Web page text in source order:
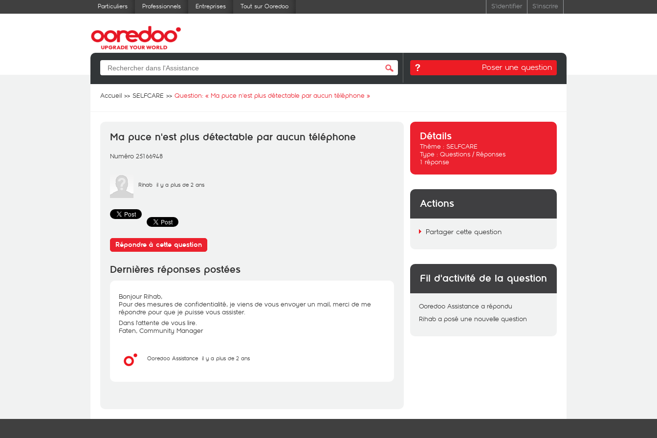
Particuliers Professionnels Entreprises Tout sur Ooredoo S'identifier S'inscrire
Poser une question
Accueil SELFCARE Question: « Ma puce n'est plus détectable par aucun téléphone »
Ma puce n'est plus détectable par aucun téléphone
Numéro 25166948
Rihab il y a plus de 2 ans
Répondre à cette question
Dernières réponses postées
Bonjour Rihab,
Pour des mesures de confidentialité, je viens de vous envoyer un mail, merci de me
répondre pour que je puisse vous assister.
Dans l'attente de vous lire.
Faten, Community Manager
Ooredoo Assistance il y a plus de 2 ans
Détails
Thème : SELFCARE
Type : Questions / Réponses
1 réponse
Actions
Partager cette question
Fil d'activité de la question
Ooredoo Assistance a répondu
Rihab a posé une nouvelle question